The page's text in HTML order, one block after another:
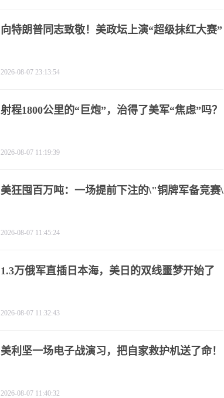
向特朗普同志致敬！美政坛上演“超级抹红大赛”
2026-08-07 23:13:54
射程1800公里的“巨炮”，治得了美军“焦虑”吗？
2026-08-07 11:19:39
美狂囤百万吨：一场提前下注的\"铜牌军备竞赛\"
2026-08-07 11:45:24
1.3万俄军直插日本海，美日的双线噩梦开始了
2026-08-07 11:32:43
美利坚一场电子战演习，把自家救护机送了命！
2026-08-07 11:40:32